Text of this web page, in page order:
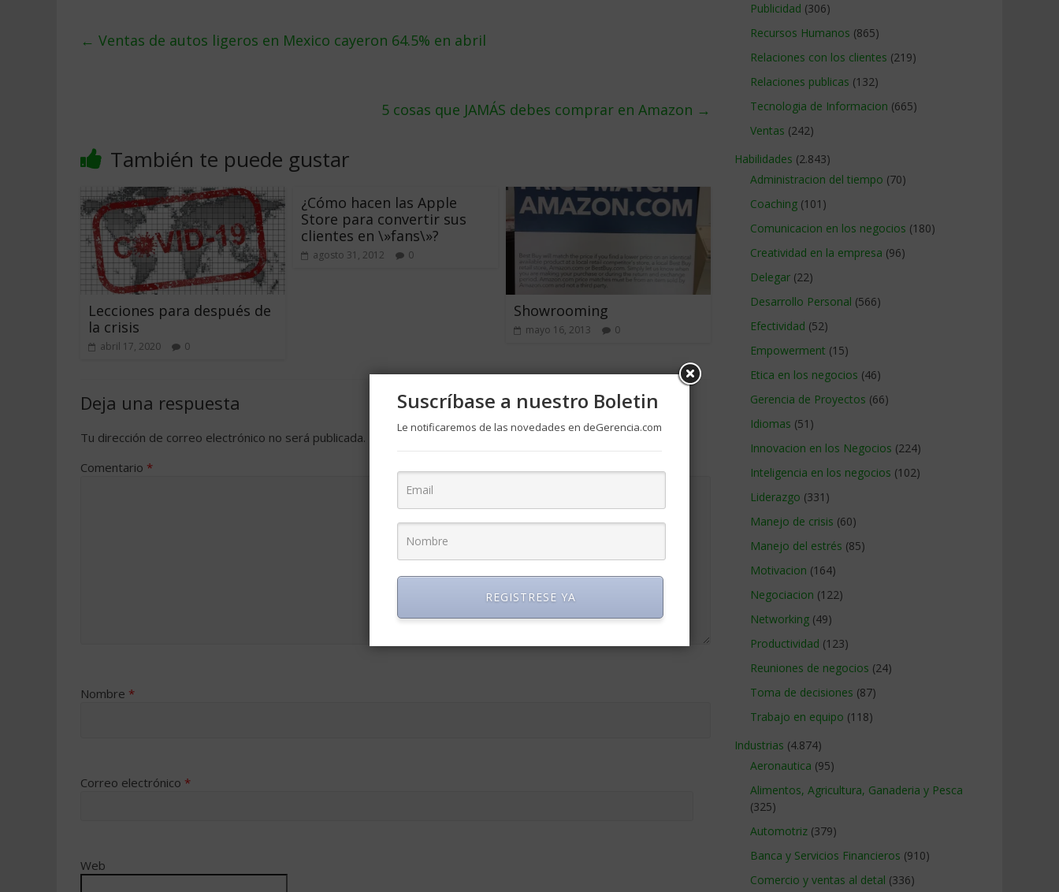
← Ventas de autos ligeros en Mexico cayeron 64.5% en abril
5 cosas que JAMÁS debes comprar en Amazon →
También te puede gustar
Lecciones para después de
la crisis
abril 17, 2020 0
¿Cómo hacen las Apple
Store para convertir sus
clientes en \»fans\»?
agosto 31, 2012 0
Showrooming
mayo 16, 2013 0
Deja una respuesta
Tu dirección de correo electrónico no será publicada.
Comentario *
Nombre *
Correo electrónico *
Web
Publicidad (306)
Recursos Humanos (865)
Relaciones con los clientes (219)
Relaciones publicas (132)
Tecnologia de Informacion (665)
Ventas (242)
Habilidades (2.843)
Administracion del tiempo (70)
Coaching (101)
Comunicacion en los negocios (180)
Creatividad en la empresa (96)
Delegar (22)
Desarrollo Personal (566)
Efectividad (52)
Empowerment (15)
Etica en los negocios (46)
Gerencia de Proyectos (66)
Idiomas (51)
Innovacion en los Negocios (224)
Inteligencia en los negocios (102)
Liderazgo (331)
Manejo de crisis (60)
Manejo del estrés (85)
Motivacion (164)
Negociacion (122)
Networking (49)
Productividad (123)
Reuniones de negocios (24)
Toma de decisiones (87)
Trabajo en equipo (118)
Industrias (4.874)
Aeronautica (95)
Alimentos, Agricultura, Ganaderia y Pesca
(325)
Automotriz (379)
Banca y Servicios Financieros (910)
Comercio y ventas al detal (336)
Suscríbase a nuestro Boletin
Le notificaremos de las novedades en deGerencia.com
REGISTRESE YA